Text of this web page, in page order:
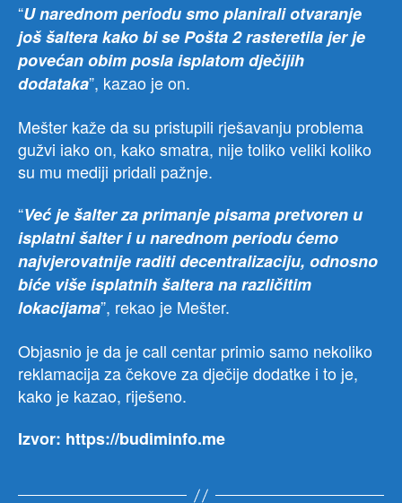
“U narednom periodu smo planirali otvaranje
još šaltera kako bi se Pošta 2 rasteretila jer je
povećan obim posla isplatom dječijih
dodataka”, kazao je on.
Mešter kaže da su pristupili rješavanju problema
gužvi iako on, kako smatra, nije toliko veliki koliko
su mu mediji pridali pažnje.
“Već je šalter za primanje pisama pretvoren u
isplatni šalter i u narednom periodu ćemo
najvjerovatnije raditi decentralizaciju, odnosno
biće više isplatnih šaltera na različitim
lokacijama”, rekao je Mešter.
Objasnio je da je call centar primio samo nekoliko
reklamacija za čekove za dječije dodatke i to je,
kako je kazao, riješeno.
Izvor: https://budiminfo.me